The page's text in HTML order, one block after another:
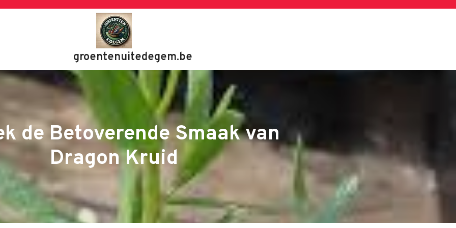
groentenuitedegem.be
de Betoverende Smaak van
Dragon Kruid